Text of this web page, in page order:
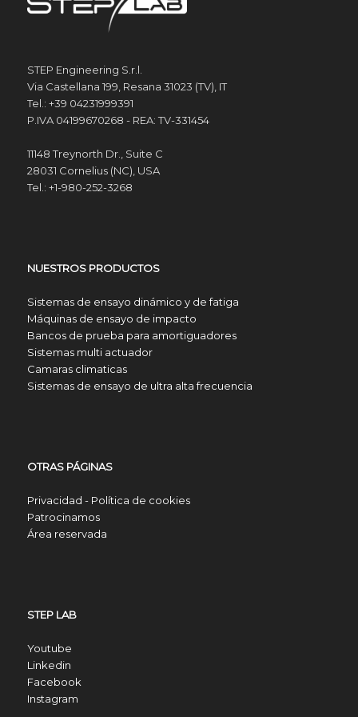
STEP Engineering S.r.l.
Via Castellana 199, Resana 31023 (TV), IT
Tel.: +39 04231999391
P.IVA 04199670268 - REA: TV-331454
11148 Treynorth Dr., Suite C
28031 Cornelius (NC), USA
Tel.: +1-980-252-3268
NUESTROS PRODUCTOS
Sistemas de ensayo dinámico y de fatiga
Máquinas de ensayo de impacto
Bancos de prueba para amortiguadores
Sistemas multi actuador
Camaras climaticas
Sistemas de ensayo de ultra alta frecuencia
OTRAS PÁGINAS
Privacidad - Política de cookies
Patrocinamos
Área reservada
STEP LAB
Youtube
Linkedin
Facebook
Instagram